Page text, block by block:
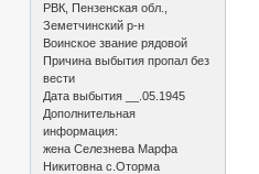
РВК, Пензенская обл.,
Земетчинский р-н
Воинское звание рядовой
Причина выбытия пропал без
вести
Дата выбытия __.05.1945
Дополнительная
информация:
жена Селезнева Марфа
Никитовна с.Оторма